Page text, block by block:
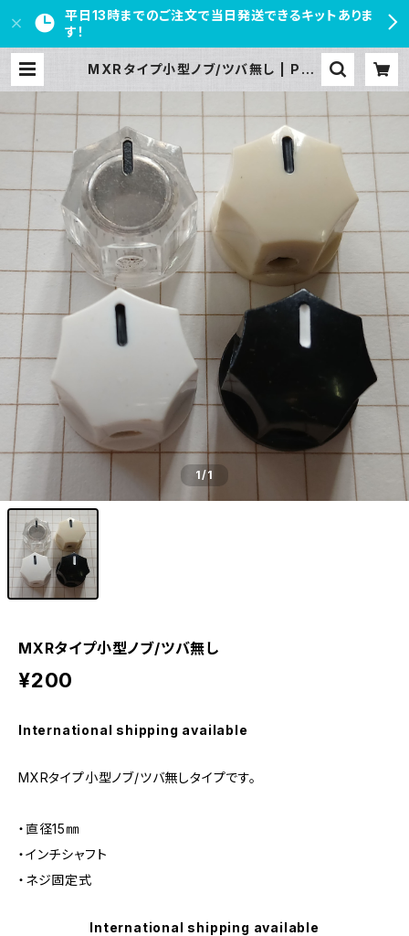
平日13時までのご注文で当日発送できるキットありま
す！
MXRタイプ小型ノブ/ツバ無し | PED
1/1
MXRタイプ小型ノブ/ツバ無し
¥200
International shipping available
MXRタイプ小型ノブ/ツバ無しタイプです。
・直径15㎜
・インチシャフト
・ネジ固定式
International shipping available